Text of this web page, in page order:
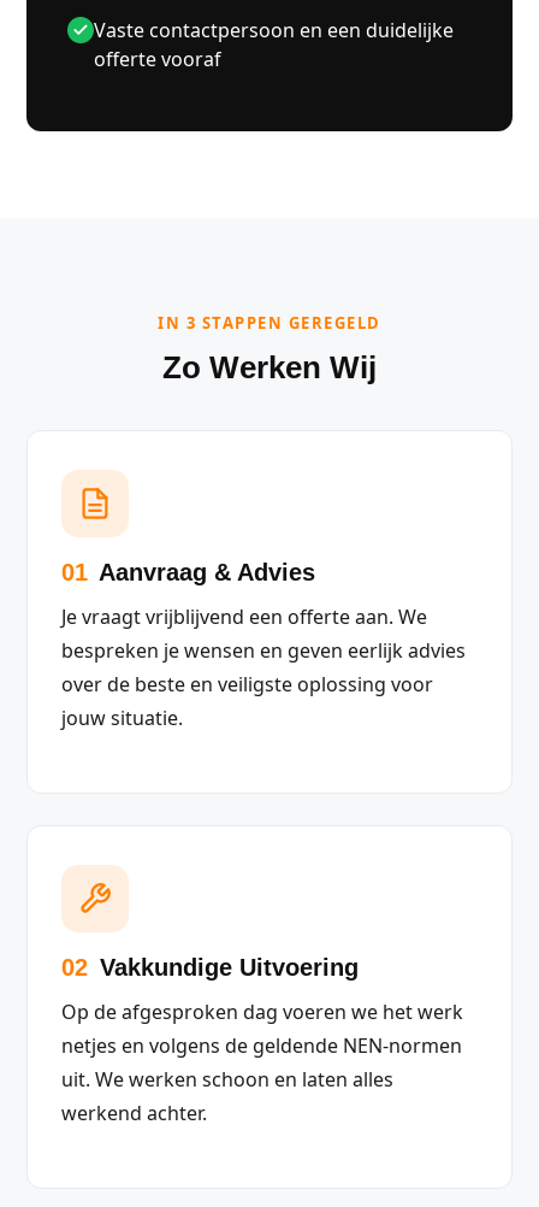
Vaste contactpersoon en een duidelijke
offerte vooraf
IN 3 STAPPEN GEREGELD
Zo Werken Wij
01 Aanvraag & Advies
Je vraagt vrijblijvend een offerte aan. We
bespreken je wensen en geven eerlijk advies
over de beste en veiligste oplossing voor
jouw situatie.
02 Vakkundige Uitvoering
Op de afgesproken dag voeren we het werk
netjes en volgens de geldende NEN-normen
uit. We werken schoon en laten alles
werkend achter.